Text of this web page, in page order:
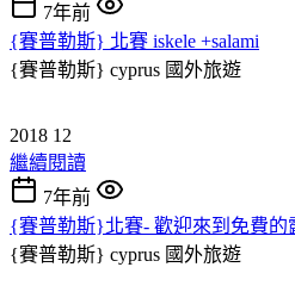
7年前
{賽普勒斯} 北賽 iskele +salami
{賽普勒斯} cyprus 國外旅遊
2018 12
繼續閱讀
7年前
{賽普勒斯}北賽- 歡迎來到免費的
{賽普勒斯} cyprus 國外旅遊